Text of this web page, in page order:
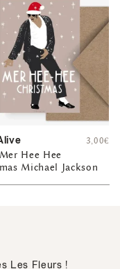
Hee Hee
Michael Jackson
3,00€
Les Fleurs !